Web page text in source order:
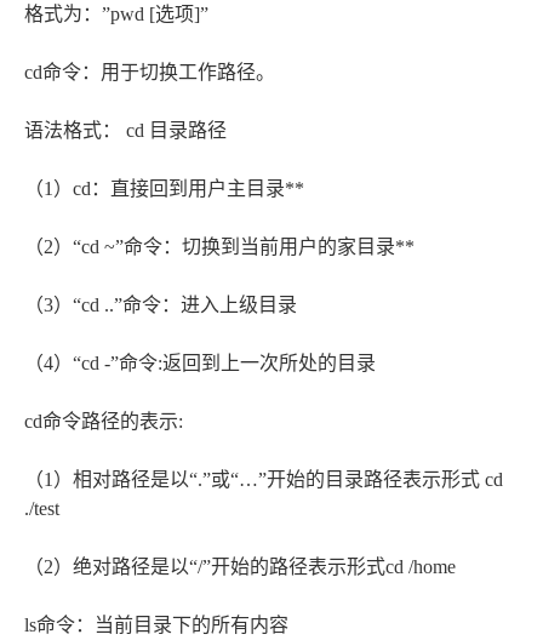
格式为：”pwd [选项]”
cd命令：用于切换工作路径。
语法格式： cd 目录路径
（1）cd：直接回到用户主目录**
（2）“cd ~”命令：切换到当前用户的家目录**
（3）“cd ..”命令：进入上级目录
（4）“cd -”命令:返回到上一次所处的目录
cd命令路径的表示:
（1）相对路径是以“.”或“…”开始的目录路径表示形式 cd
./test
（2）绝对路径是以“/”开始的路径表示形式cd /home
ls命令：当前目录下的所有内容